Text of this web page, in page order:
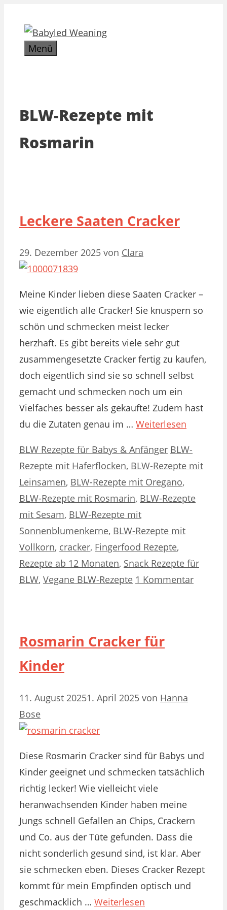
Inhalt
springenMenü
BLW-Rezepte mit
Rosmarin
Leckere Saaten Cracker
29. Dezember 2025 von Clara
Meine Kinder lieben diese Saaten Cracker –
wie eigentlich alle Cracker! Sie knuspern so
schön und schmecken meist lecker
herzhaft. Es gibt bereits viele sehr gut
zusammengesetzte Cracker fertig zu kaufen,
doch eigentlich sind sie so schnell selbst
gemacht und schmecken noch um ein
Vielfaches besser als gekaufte! Zudem hast
du die Zutaten genau im … Weiterlesen
Kategorien
BLW Rezepte für Babys & Anfänger Schlagwörter
BLW-
Rezepte mit Haferflocken, BLW-Rezepte mit
Leinsamen, BLW-Rezepte mit Oregano,
BLW-Rezepte mit Rosmarin, BLW-Rezepte
mit Sesam, BLW-Rezepte mit
Sonnenblumenkerne, BLW-Rezepte mit
Vollkorn, cracker, Fingerfood Rezepte,
Rezepte ab 12 Monaten, Snack Rezepte für
BLW, Vegane BLW-Rezepte 1 Kommentar
Rosmarin Cracker für
Kinder
11. August 20251. April 2025 von Hanna
Bose
Diese Rosmarin Cracker sind für Babys und
Kinder geeignet und schmecken tatsächlich
richtig lecker! Wie vielleicht viele
heranwachsenden Kinder haben meine
Jungs schnell Gefallen an Chips, Crackern
und Co. aus der Tüte gefunden. Dass die
nicht sonderlich gesund sind, ist klar. Aber
sie schmecken eben. Dieses Cracker Rezept
kommt für mein Empfinden optisch und
geschmacklich … Weiterlesen